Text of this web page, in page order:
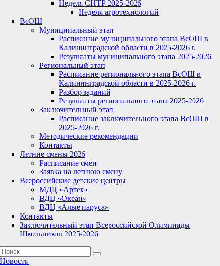
Неделя СНТР 2025-2026
Неделя агротехнологий
ВсОШ
Муниципальный этап
Расписание муниципального этапа ВсОШ в
Калининградской области в 2025-2026 г.
Результаты муниципального этапа 2025-2026
Региональный этап
Расписание регионального этапа ВсОШ в
Калининградской области в 2025-2026 г.
Разбор заданий
Результаты регионального этапа 2025-2026
Заключительный этап
Расписание заключительного этапа ВсОШ в
2025-2026 г.
Методические рекомендации
Контакты
Летние смены 2026
Расписание смен
Заявка на летнюю смену
Всероссийские детские центры
МДЦ «Артек»
ВДЦ «Океан»
ВДЦ «Алые паруса»
Контакты
Заключительный этап Всероссийской Олимпиады
Школьников 2025-2026
Новости